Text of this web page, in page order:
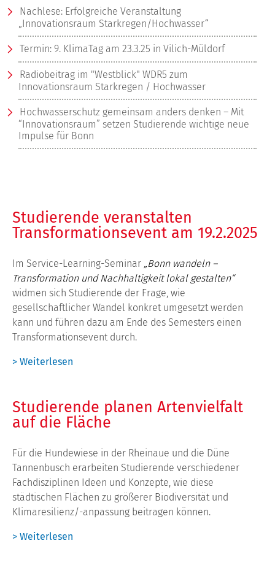
Nachlese: Erfolgreiche Veranstaltung
„Innovationsraum Starkregen/Hochwasser“
Termin: 9. KlimaTag am 23.3.25 in Vilich-Müldorf
Radiobeitrag im "Westblick" WDR5 zum
Innovationsraum Starkregen / Hochwasser
Hochwasserschutz gemeinsam anders denken – Mit
“Innovationsraum” setzen Studierende wichtige neue
Impulse für Bonn
Studierende veranstalten
Transformationsevent am 19.2.2025
Im Service-Learning-Seminar „Bonn wandeln –
Transformation und Nachhaltigkeit lokal gestalten“
widmen sich Studierende der Frage, wie
gesellschaftlicher Wandel konkret umgesetzt werden
kann und führen dazu am Ende des Semesters einen
Transformationsevent durch.
> Weiterlesen
Studierende planen Artenvielfalt
auf die Fläche
Für die Hundewiese in der Rheinaue und die Düne
Tannenbusch erarbeiten Studierende verschiedener
Fachdisziplinen Ideen und Konzepte, wie diese
städtischen Flächen zu größerer Biodiversität und
Klimaresilienz/-anpassung beitragen können.
> Weiterlesen